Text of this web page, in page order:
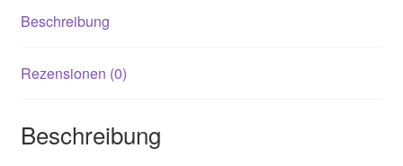
Beschreibung
Rezensionen (0)
Beschreibung